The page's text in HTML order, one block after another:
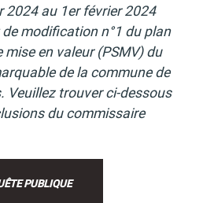
2024 au 1er février 2024
modi­fi­ca­tion n°1 du plan
mise en valeur (PSMV) du
de la commune de
Veuillez trou­ver ci-dessous
du commis­saire
PUBLIQUE